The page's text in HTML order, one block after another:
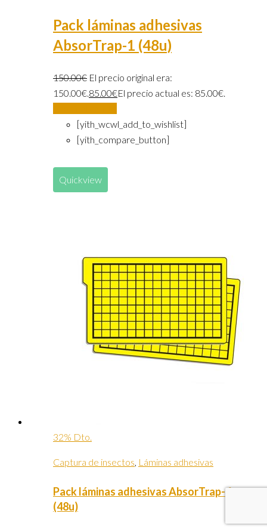
Pack láminas adhesivas
AbsorTrap-1 (48u)
150.00€ El precio original era:
150.00€.85.00€El precio actual es: 85.00€.
[yith_wcwl_add_to_wishlist]
[yith_compare_button]
Quickview
32% Dto.
Captura de insectos, Láminas adhesivas
Pack láminas adhesivas AbsorTrap-4
(48u)